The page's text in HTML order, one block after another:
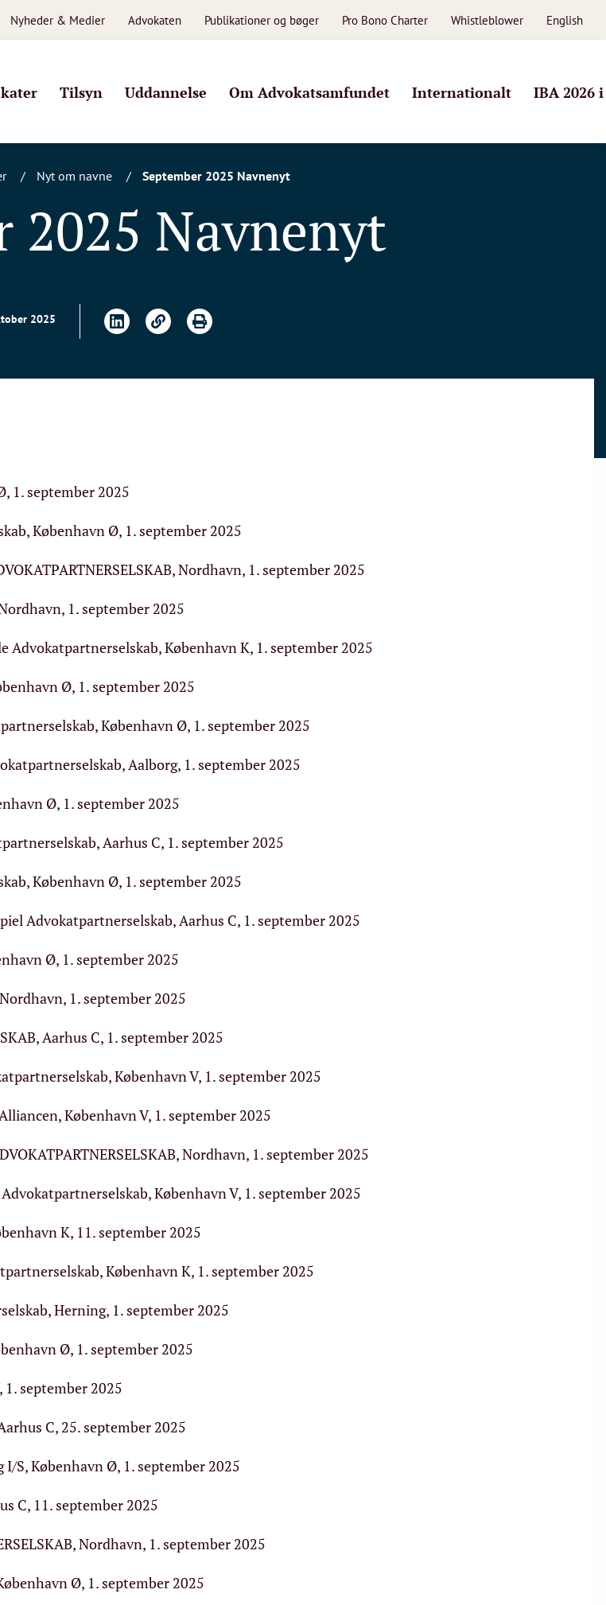
Nyheder & Medier Advokaten Publikationer og bøger Pro Bono Charter Whistleblower English
Tilsyn Uddannelse Om Advokatsamfundet Internationalt IBA 2026
Nyt om navne September 2025 Navnenyt
2025 Navnenyt
2025
1. september 2025
København Ø, 1. september 2025
Nordhavn, 1. september 2025
1. september 2025
Advokatpartnerselskab, København K, 1. september 2025
Ø, 1. september 2025
København Ø, 1. september 2025
Aalborg, 1. september 2025
Ø, 1. september 2025
Aarhus C, 1. september 2025
København Ø, 1. september 2025
Advokatpartnerselskab, Aarhus C, 1. september 2025
Ø, 1. september 2025
1. september 2025
Aarhus C, 1. september 2025
København V, 1. september 2025
København V, 1. september 2025
Nordhavn, 1. september 2025
København V, 1. september 2025
K, 11. september 2025
København K, 1. september 2025
Herning, 1. september 2025
Ø, 1. september 2025
1. september 2025
C, 25. september 2025
S, København Ø, 1. september 2025
C, 11. september 2025
Nordhavn, 1. september 2025
Ø, 1. september 2025